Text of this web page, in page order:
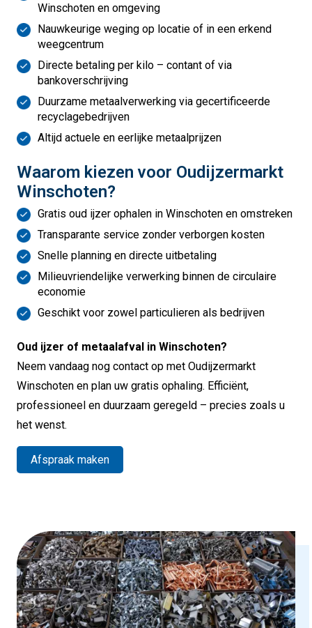
Winschoten en omgeving
Nauwkeurige weging op locatie of in een erkend
weegcentrum
Directe betaling per kilo – contant of via
bankoverschrijving
Duurzame metaalverwerking via gecertificeerde
recyclagebedrijven
Altijd actuele en eerlijke metaalprijzen
Waarom kiezen voor Oudijzermarkt
Winschoten?
Gratis oud ijzer ophalen in Winschoten en omstreken
Transparante service zonder verborgen kosten
Snelle planning en directe uitbetaling
Milieuvriendelijke verwerking binnen de circulaire
economie
Geschikt voor zowel particulieren als bedrijven
Oud ijzer of metaalafval in Winschoten?
Neem vandaag nog contact op met Oudijzermarkt
Winschoten en plan uw gratis ophaling. Efficiënt,
professioneel en duurzaam geregeld – precies zoals u
het wenst.
Afspraak maken